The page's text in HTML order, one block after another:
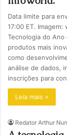
Data limite para
17:00 ET. Imagem:
Tecnologia do
produtos mais
como
análise de dados,
inscrições para
Leia mais »
Redator Arthur